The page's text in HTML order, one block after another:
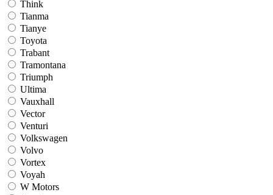
Think
Tianma
Tianye
Toyota
Trabant
Tramontana
Triumph
Ultima
Vauxhall
Vector
Venturi
Volkswagen
Volvo
Vortex
Voyah
W Motors